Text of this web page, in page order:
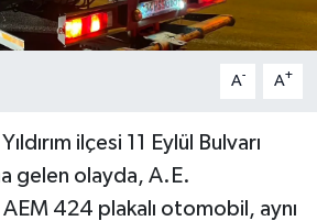
A- A+
ilçesi 11 Eylül Bulvarı
gelen olayda, A.E.
424 plakalı otomobil, aynı